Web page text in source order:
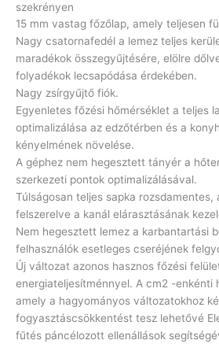
szekrényen
15 mm vastag főzőlap, amely teljesen
Nagy csatornafedél a lemez teljes
maradékok összegyűjtésére, elölre
folyadékok lecsapódása érdekében.
Nagy zsírgyűjtő fiók.
Egyenletes főzési hőmérséklet a teljes
optimalizálása az edzőtérben és a
kényelmének növelése.
A géphez nem hegesztett tányér a
szerkezeti pontok optimalizálásával.
Túlságosan teljes sapka rozsdamentes,
felszerelve a kanál elárasztásának
Nem hegesztett lemez a karbantartási
felhasználók esetleges cseréjének
Új változat azonos hasznos főzési
energiateljesítménnyel. A cm2 -enkénti
amely a hagyományos változatokhoz
fogyasztáscsökkentést tesz lehetővé
fűtés páncélozott ellenállások